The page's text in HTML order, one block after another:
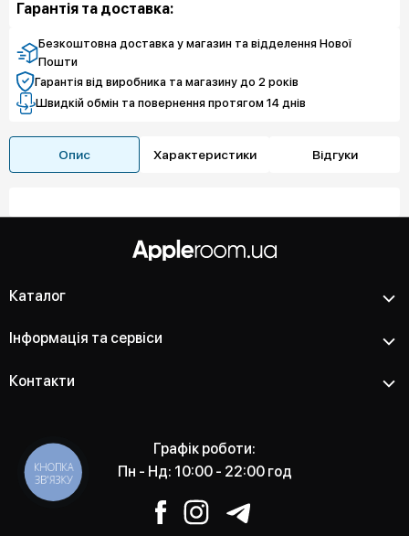
Гарантія та доставка:
Безкоштовна доставка у магазин та відделення Нової
Пошти
Гарантія від виробника та магазину до 2 років
Швидкій обмін та повернення протягом 14 днів
Опис Характеристики Відгуки
Каталог
Інформація та сервіси
Контакти
Графік роботи:
Пн - Нд: 10:00 - 22:00 год
КНОПКА
ЗВ'ЯЗКУ